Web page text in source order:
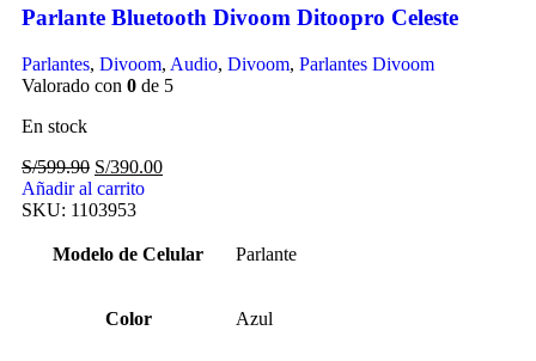
Parlante Bluetooth Divoom Ditoopro Celeste
Parlantes, Divoom, Audio, Divoom, Parlantes Divoom
Valorado con 0 de 5
En stock
S/599.90 S/390.00
Añadir al carrito
SKU: 1103953
Modelo de Celular Parlante
Color Azul